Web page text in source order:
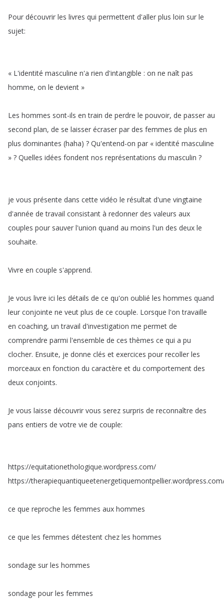
Pour découvrir les livres qui permettent d'aller plus loin sur le
sujet:
« L'identité masculine n'a rien d'intangible : on ne naît pas
homme, on le devient »
Les hommes sont-ils en train de perdre le pouvoir, de passer au
second plan, de se laisser écraser par des femmes de plus en
plus dominantes (haha) ? Qu'entend-on par « identité masculine
» ? Quelles idées fondent nos représentations du masculin ?
je vous présente dans cette vidéo le résultat d'une vingtaine
d'année de travail consistant à redonner des valeurs aux
couples pour sauver l'union quand au moins l'un des deux le
souhaite.
Vivre en couple s'apprend.
Je vous livre ici les détails de ce qu'on oublié les hommes quand
leur conjointe ne veut plus de ce couple. Lorsque l'on travaille
en coaching, un travail d'investigation me permet de
comprendre parmi l'ensemble de ces thèmes ce qui a pu
clocher. Ensuite, je donne clés et exercices pour recoller les
morceaux en fonction du caractère et du comportement des
deux conjoints.
Je vous laisse découvrir vous serez surpris de reconnaître des
pans entiers de votre vie de couple:
https://equitationethologique.wordpress.com/
https://therapiequantiqueetenergetiquemontpellier.wordpress.com
ce que reproche les femmes aux hommes
ce que les femmes détestent chez les hommes
sondage sur les hommes
sondage pour les femmes